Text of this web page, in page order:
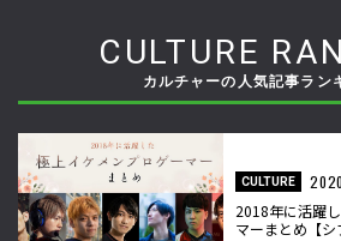
CULTURE
カルチャーの人気記事ラン
CULTURE
2018年に活躍
マーまとめ【シ